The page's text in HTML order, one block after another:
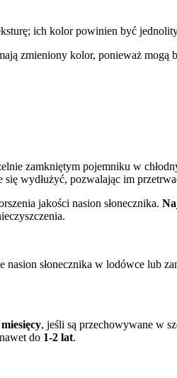
ich kolor powinien być
zmieniony kolor, ponieważ mogą
zamkniętym pojemniku w
się wydłużyć, pozwalając im
jakości nasion słonecznika.
słonecznika w lodówce lub
, jeśli są przechowywane w
do 1-2 lat.